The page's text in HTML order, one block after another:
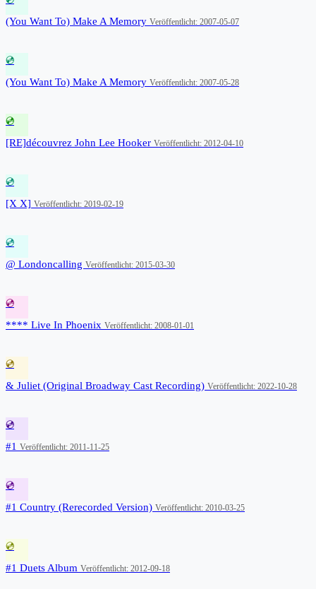
(You Want To) Make A Memory Veröffentlicht: 2007-05-07
💿
(You Want To) Make A Memory Veröffentlicht: 2007-05-28
💿
[RE]découvrez John Lee Hooker Veröffentlicht: 2012-04-10
💿
[X X] Veröffentlicht: 2019-02-19
💿
@ Londoncalling Veröffentlicht: 2015-03-30
💿
**** Live In Phoenix Veröffentlicht: 2008-01-01
💿
& Juliet (Original Broadway Cast Recording) Veröffentlicht: 2022-10-28
💿
#1 Veröffentlicht: 2011-11-25
💿
#1 Country (Rerecorded Version) Veröffentlicht: 2010-03-25
💿
#1 Duets Album Veröffentlicht: 2012-09-18